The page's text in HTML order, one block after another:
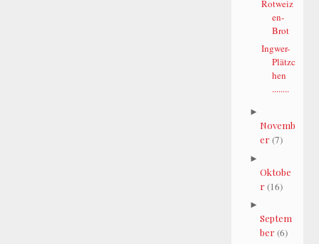
Rotweiz
en-
Brot
Ingwer-
Plätzc
hen
........
►
Novemb
er(7)
►
Oktobe
r(16)
►
Septem
ber(6)